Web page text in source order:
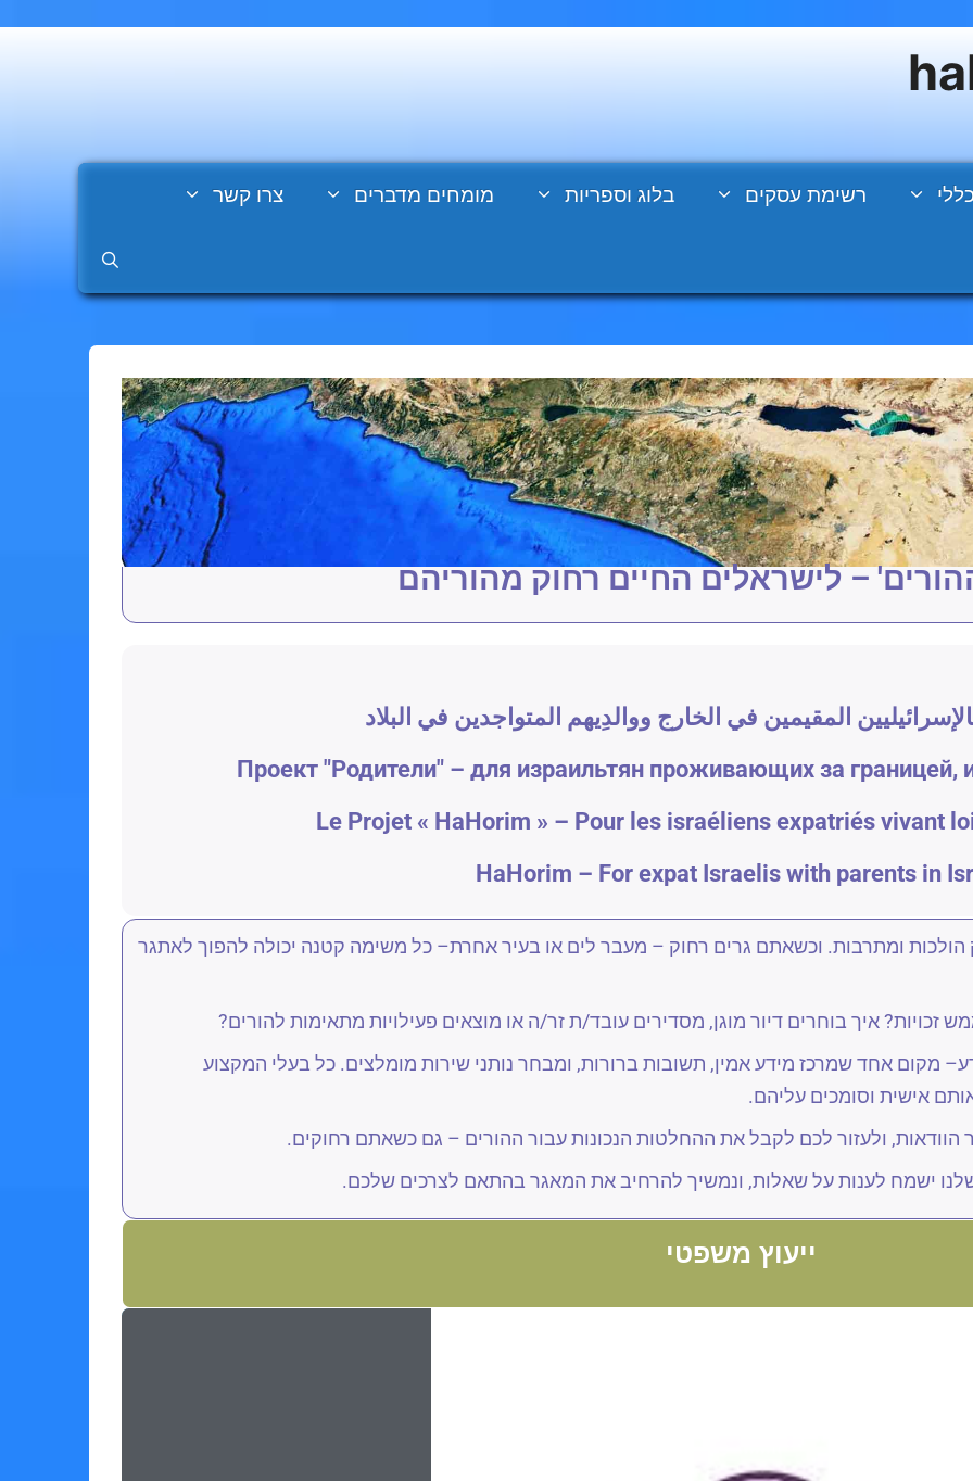
רשימת עסקים בלוג וספריות מומחים מדברים צרו קשר
– לישראלים החיים רחוק מהוריהם
المقيمين في الخارج ووالدِيهم المتواجدين في البلاد
Проект "Родители" – для израильтян проживающих за границей,
Le Projet « HaHorim » – Pour les israéliens expatriés vivant
HaHorim – For expat Israelis with parents in
ומתרבות. וכשאתם גרים רחוק – מעבר לים או בעיר אחרת– כל משימה קטנה יכולה להפוך לאתגר
זכויות? איך בוחרים דיור מוגן, מסדירים עובד/ת זר/ה או מוצאים פעילויות מתאימות להורים?
מקום אחד שמרכז מידע אמין, תשובות ברורות, ומבחר נותני שירות מומלצים. כל בעלי המקצוע
אישית וסומכים עליהם.
הוודאות, ולעזור לכם לקבל את ההחלטות הנכונות עבור ההורים – גם כשאתם רחוקים.
ישמח לענות על שאלות, ונמשיך להרחיב את המאגר בהתאם לצרכים שלכם.
ייעוץ משפטי